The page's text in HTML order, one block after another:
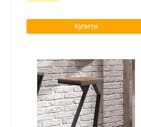
Купити